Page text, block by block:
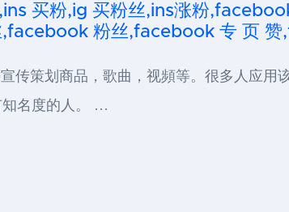
买粉,ig 买粉丝,ins涨粉
粉丝,facebook 专 页 赞
传策划商品，歌曲，视頻等。很多人应用
知名度的人。 …